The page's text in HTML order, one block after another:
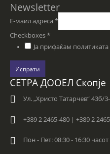
Newsletter
Е-маил адреса *
Checkboxes*
Ја прифаќам политиката
Испрати
СЕТРА ДООЕЛ Скопје
Ул. „Христо Татарчев“ 43б/
+389 2 2465-480 | +389 2
Пон - Пет: 08:30 - 16:30 часот